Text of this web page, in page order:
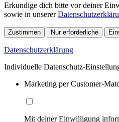
Erkundige dich bitte vor deiner
sowie in unserer
Zustimmen Nur erforderliche
Datenschutzerklärung
Individuelle Datenschutz-
Marketing per Customer-
Mit deiner Einwilligung